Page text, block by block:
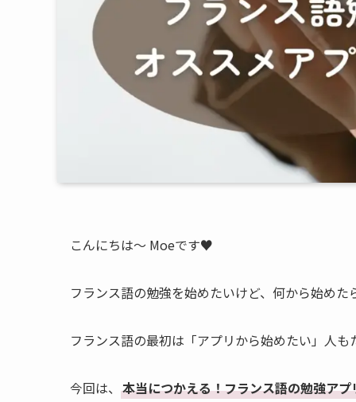
こんにちは～ Moeです♥️
フランス語の勉強を始めたいけど、何から始め
フランス語の最初は「アプリから始めたい」人
今回は、 本当につかえる！フランス語の勉強アプ